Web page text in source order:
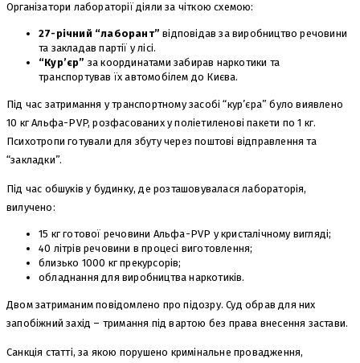
Організатори лабораторії діяли за чіткою схемою:
27-річний “лаборант” відповідав за виробництво речовини
та закладав партії у лісі.
“Кур’єр” за координатами забирав наркотики та
транспортував їх автомобілем до Києва.
Під час затримання у транспортному засобі “кур’єра” було виявлено
10 кг Альфа-PVP, розфасованих у поліетиленові пакети по 1 кг.
Психотропи готували для збуту через поштові відправлення та
“закладки”.
Під час обшуків у будинку, де розташовувалася лабораторія,
вилучено:
15 кг готової речовини Альфа-PVP у кристалічному вигляді;
40 літрів речовини в процесі виготовлення;
близько 1000 кг прекурсорів;
обладнання для виробництва наркотиків.
Двом затриманим повідомлено про підозру. Суд обрав для них
запобіжний захід – тримання під вартою без права внесення застави.
Санкція статті, за якою порушено кримінальне провадження,